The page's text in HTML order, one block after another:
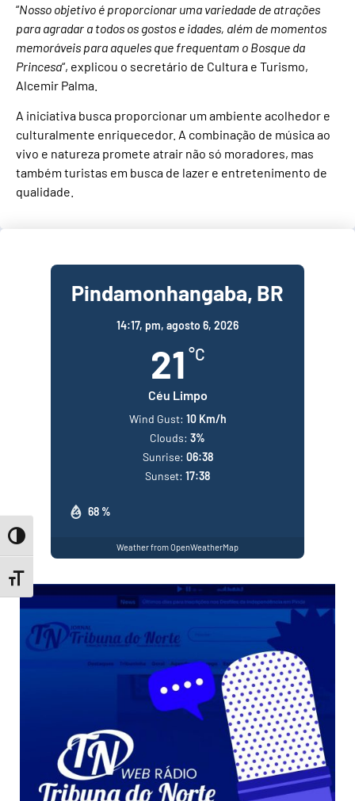
Toggle High Contrast
Toggle Font size
“Nosso objetivo é proporcionar uma variedade de atrações
para agradar a todos os gostos e idades, além de momentos
memoráveis para aqueles que frequentam o Bosque da
Princesa“, explicou o secretário de Cultura e Turismo,
Alcemir Palma.
A iniciativa busca proporcionar um ambiente acolhedor e
culturalmente enriquecedor. A combinação de música ao
vivo e natureza promete atrair não só moradores, mas
também turistas em busca de lazer e entretenimento de
qualidade.
Pindamonhangaba, BR
14:17, pm, agosto 6, 2026
21 °C
Céu Limpo
68 %
Wind Gust: 10 Km/h
Clouds: 3%
Sunrise: 06:38
Sunset: 17:38
Weather from OpenWeatherMap